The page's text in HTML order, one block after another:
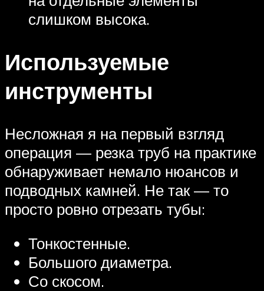
слишком высока.
Используемые
инструменты
Несложная я на первый взгляд
операция — резка труб на практике
обнаруживает немало нюансов и
подводных камней. Не так — то
просто ровно отрезать тубы:
Тонкостенные.
Большого диаметра.
Со скосом.